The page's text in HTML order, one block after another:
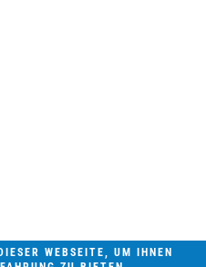
WEBSEITE, UM IHNEN